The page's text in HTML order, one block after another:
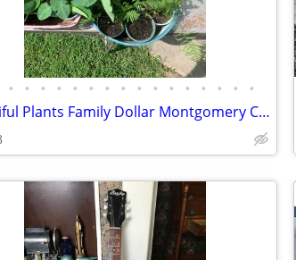
• • • • • • • • • • • • • • • •
Beautiful Plants Family Dollar Montgomery City MO